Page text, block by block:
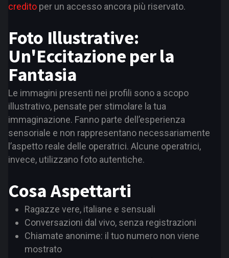
credito per un accesso ancora più riservato.
Foto Illustrative:
Un'Eccitazione per la
Fantasia
Le immagini presenti nei profili sono a scopo
illustrativo, pensate per stimolare la tua
immaginazione. Fanno parte dell’esperienza
sensoriale e non rappresentano necessariamente
l’aspetto reale delle operatrici. Alcune operatrici,
invece, utilizzano foto autentiche.
Cosa Aspettarti
Ragazze vere, italiane e sensuali
Conversazioni dal vivo, senza registrazioni
Chiamate anonime: il tuo numero non viene
mostrato